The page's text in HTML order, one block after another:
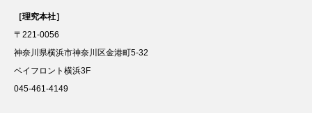
［理究本社］
〒221-0056
神奈川県横浜市神奈川区金港町5-32
ベイフロント横浜3F
045-461-4149